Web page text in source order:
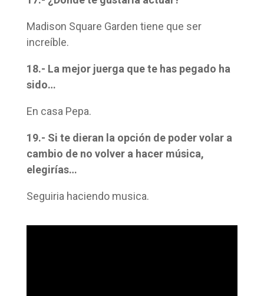
Madison Square Garden tiene que ser
increíble.
18.- La mejor juerga que te has pegado ha
sido…
En casa Pepa.
19.- Si te dieran la opción de poder volar a
cambio de no volver a hacer música,
elegirías…
Seguiria haciendo musica.